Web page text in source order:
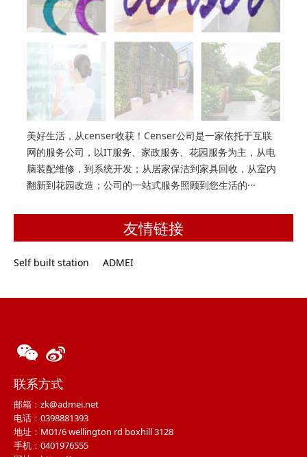
美好生活，从censer收获！Censer公司是一家依托于互联
网的服务公司，以IT服务、家政服务、花园服务为主，从电
脑装配维修，到系统开发；从居家保洁到家具回收，从室内
翻新到花园改造；公司的一站式服务照顾到您生活的···
友情链接
Self built station ADMEI
联系方式
邮箱：zk@admei.net
电话：0398881393
地址：M01/6 wellington rd boxhill 3128
手机：0401976555